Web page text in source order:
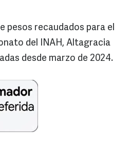
pesos recaudados para el
del INAH, Altagracia
desde marzo de 2024.